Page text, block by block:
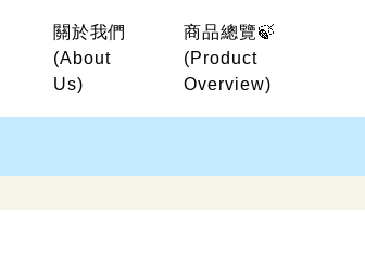
關於我們
(About
Us)
商品總覽🍃
(Product
Overview)